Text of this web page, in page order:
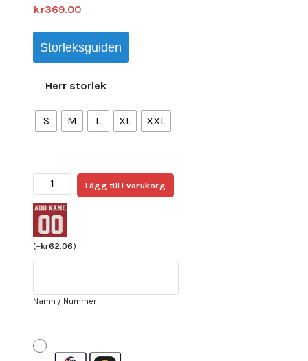
kr369.00
Storleksguiden
Herr storlek
S M L XL XXL
Portugal
tröja
VM
2026
Hemma
Bruno
#8
mängd
Lägg till i varukorg
(+kr62.06)
Namn / Nummer